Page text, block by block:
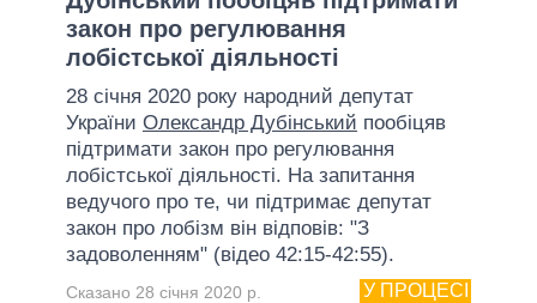
закон про регулювання
лобістської діяльності
28 січня 2020 року народний депутат
України Олександр Дубінський пообіцяв
підтримати закон про регулювання
лобістської діяльності. На запитання
ведучого про те, чи підтримає депутат
закон про лобізм він відповів: "З
задоволенням" (відео 42:15-42:55).
У ПРОЦЕСІ
Сказано 28 січня 2020 р.